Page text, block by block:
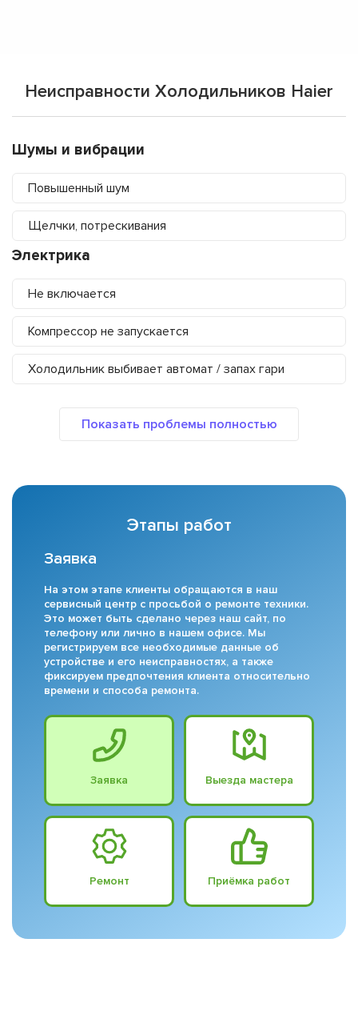
Неисправности Холодильников Haier
Шумы и вибрации
Повышенный шум
Щелчки, потрескивания
Электрика
Не включается
Компрессор не запускается
Холодильник выбивает автомат / запах гари
Этапы работ
Заявка
На этом этапе клиенты обращаются в наш
сервисный центр с просьбой о ремонте техники.
Это может быть сделано через наш сайт, по
телефону или лично в нашем офисе. Мы
регистрируем все необходимые данные об
устройстве и его неисправностях, а также
фиксируем предпочтения клиента относительно
времени и способа ремонта.
Заявка Выезда мастера
Ремонт Приёмка работ